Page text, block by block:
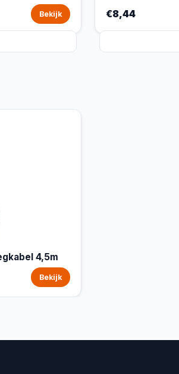
Bekijk €8,44
4,5m
Bekijk